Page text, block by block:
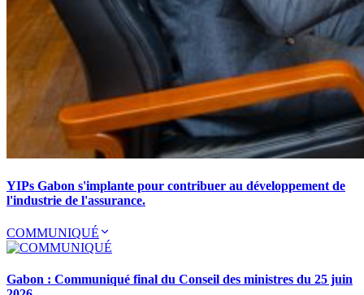
YIPs Gabon s'implante pour contribuer au développement de
l'industrie de l'assurance.
COMMUNIQUÉ
Gabon : Communiqué final du Conseil des ministres du 25 juin